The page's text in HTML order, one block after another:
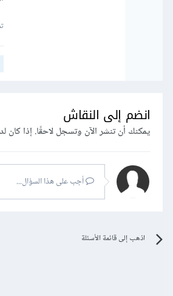
انضم إلى النقاش
يمكنك أن تنشر الآن وتسجل لاحقًا. إذا
أجب على هذا السؤال...
اذهب إلى قائمة الأسئلة